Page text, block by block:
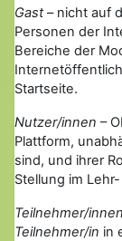
Gast– nicht auf
Personen der
Bereiche der
Startseite.
Nutzer/innen –
Plattform,
sind, und ihrer
Stellung im
Teilnehmer/innen
Teilnehmer/in in